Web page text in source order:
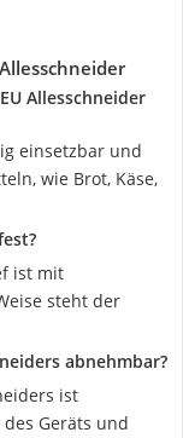
Allesschneider
einsetzbar und
wie Brot, Käse,
ist mit
steht der
abnehmbar?
ist
Geräts und